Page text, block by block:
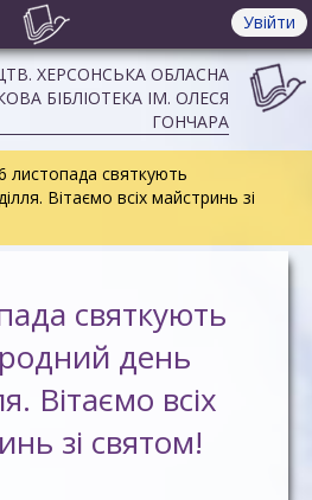
Увійти
ХЕРСОНСЬКА ОБЛАСНА
БІБЛІОТЕКА ІМ. ОЛЕСЯ
ГОНЧАРА
листопада святкують
Вітаємо всіх майстринь зі
святкують
день
Вітаємо всіх
зі святом!